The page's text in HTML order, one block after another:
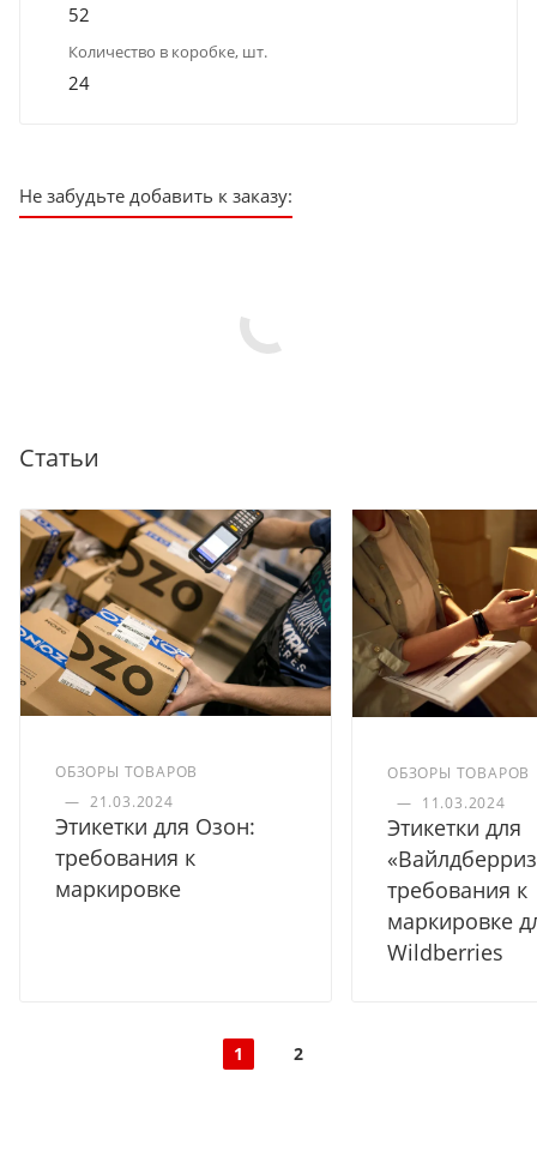
52
Количество в коробке, шт.
24
Не забудьте добавить к заказу:
Статьи
ОБЗОРЫ ТОВАРОВ
— 21.03.2024
Этикетки для Озон:
требования к
маркировке
ОБЗОРЫ ТОВАРОВ
— 11.03.2024
Этикетки для
требования к
маркировке
Wildberries
1 2